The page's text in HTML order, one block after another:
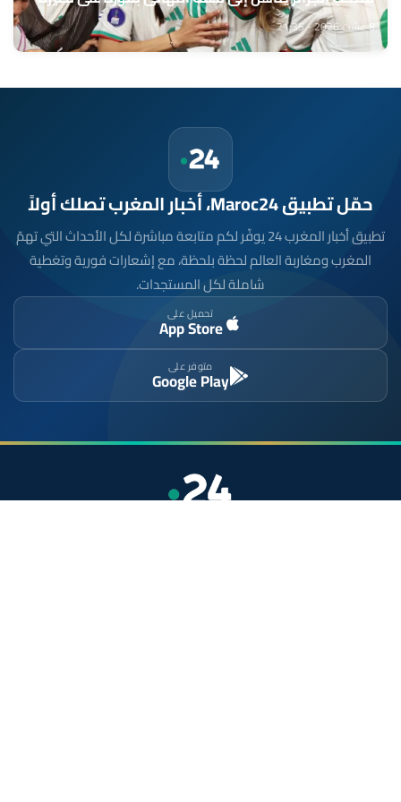
الايفواري (2-1)8 غشت 2026 - 21:35
حمّل تطبيق Maroc24، أخبار المغرب تصلك أولاً
تطبيق أخبار المغرب 24 يوفّر لكم متابعة مباشرة لكل الأحداث التي تهمّ
المغرب ومغاربة العالم لحظة بلحظة، مع إشعارات فورية وتغطية
شاملة لكل المستجدات.
تحميل على
App Store
متوفر على
Google Play